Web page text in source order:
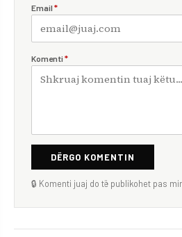
Email *
Komenti *
DËRGO KOMENTIN
🔒 Komenti juaj do të publikohet pas